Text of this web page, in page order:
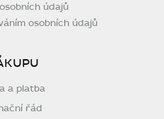
údajů
osobních údajů
a platba
řád